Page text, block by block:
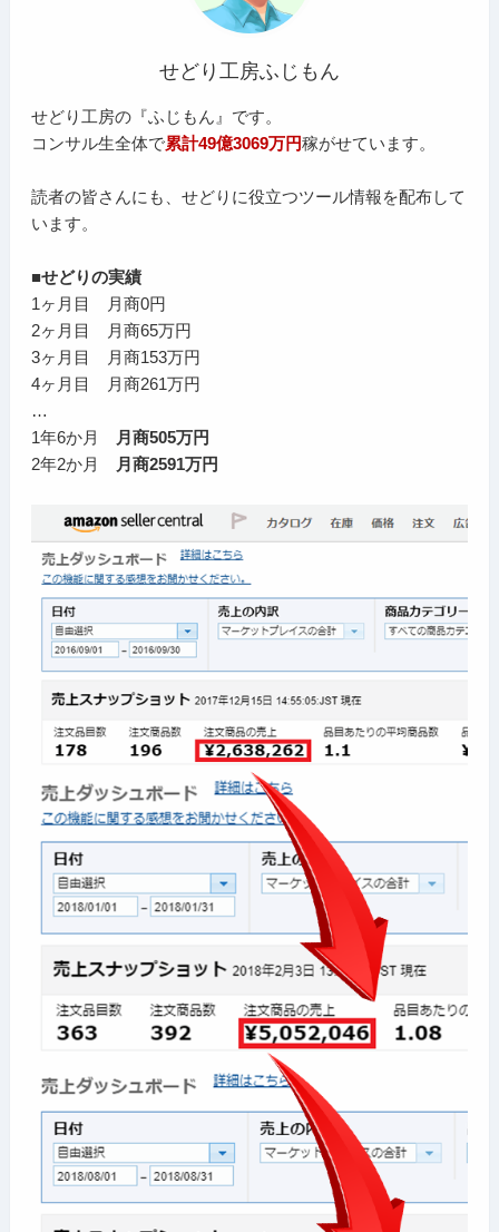
せどり工房ふじもん
せどり工房の『ふじもん』です。
コンサル生全体で累計49億3069万円稼がせています。
読者の皆さんにも、せどりに役立つツール情報を配布して
います。
■せどりの実績
1ヶ月目 月商0円
2ヶ月目 月商65万円
3ヶ月目 月商153万円
4ヶ月目 月商261万円
…
1年6か月
月商505万円
2年2か月
月商2591万円